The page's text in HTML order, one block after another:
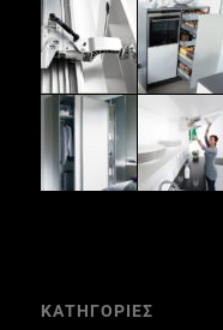
ΚΑΤΗΓΟΡΙΕΣ